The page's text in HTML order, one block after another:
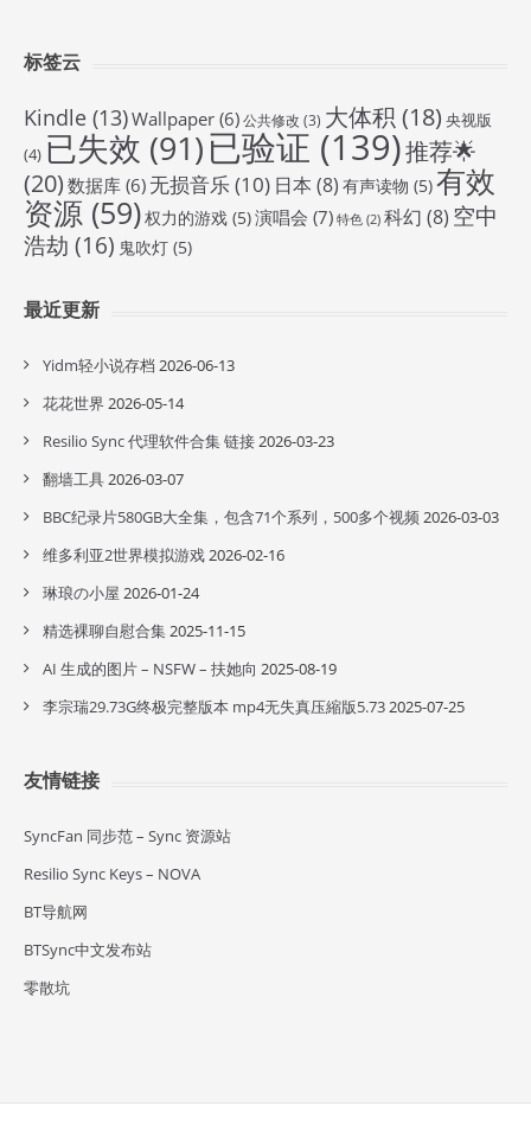
标签云
Kindle (13)Wallpaper (6)公共修改 (3) 大体积 (18) 央视版
(4) 已失效 (91)已验证 (139)推荐🌟
(20) 数据库 (6) 无损音乐(10) 日本 (8) 有声读物 (5)有效
资源 (59)权力的游戏 (5)演唱会 (7) 特色 (2) 科幻 (8) 空中
浩劫 (16) 鬼吹灯 (5)
最近更新
Yidm轻小说存档 2026-06-13
花花世界 2026-05-14
Resilio Sync 代理软件合集 链接2026-03-23
翻墙工具2026-03-07
BBC纪录片580GB大全集，包含71个系列，500多个视频2026-03-03
维多利亚2世界模拟游戏2026-02-16
琳琅の小屋 2026-01-24
精选裸聊自慰合集2025-11-15
AI 生成的图片 – NSFW – 扶她向 2025-08-19
李宗瑞29.73G终极完整版本 mp4无失真压縮版5.732025-07-25
友情链接
SyncFan 同步范 – Sync 资源站
Resilio Sync Keys – NOVA
BT导航网
BTSync中文发布站
零散坑